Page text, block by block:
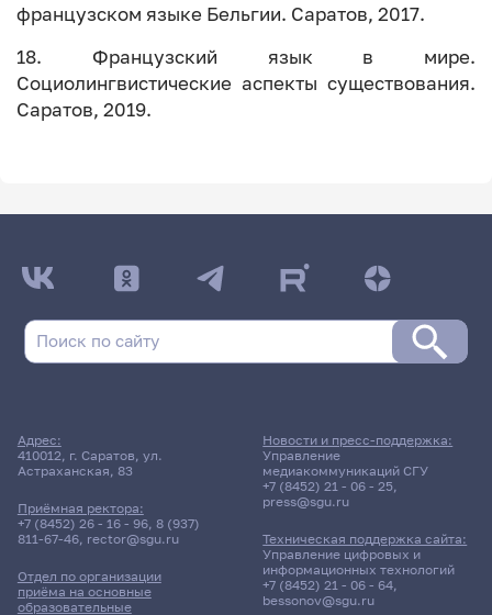
французском языке Бельгии. Саратов, 2017.
18. Французский язык в мире.
Социолингвистические аспекты существования.
Саратов, 2019.
Адрес:
410012, г. Саратов, ул.
Астраханская, 83
Приёмная ректора:
+7 (8452) 26 - 16 - 96, 8 (937)
811-67-46, rector@sgu.ru
Отдел по организации
приёма на основные
образовательные
Новости и пресс-поддержка:
Управление
медиакоммуникаций СГУ
+7 (8452) 21 - 06 - 25,
press@sgu.ru
Техническая поддержка сайта:
Управление цифровых и
информационных технологий
+7 (8452) 21 - 06 - 64,
bessonov@sgu.ru